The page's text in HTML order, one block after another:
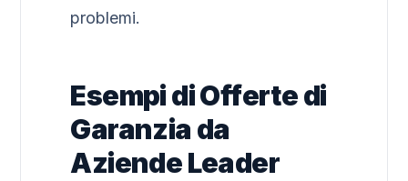
problemi.
Esempi di Offerte di
Garanzia da
Aziende Leader